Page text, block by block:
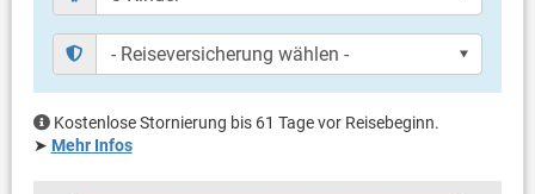
Kostenlose Stornierung bis 61 Tage vor Reisebeginn.
➤ Mehr Infos